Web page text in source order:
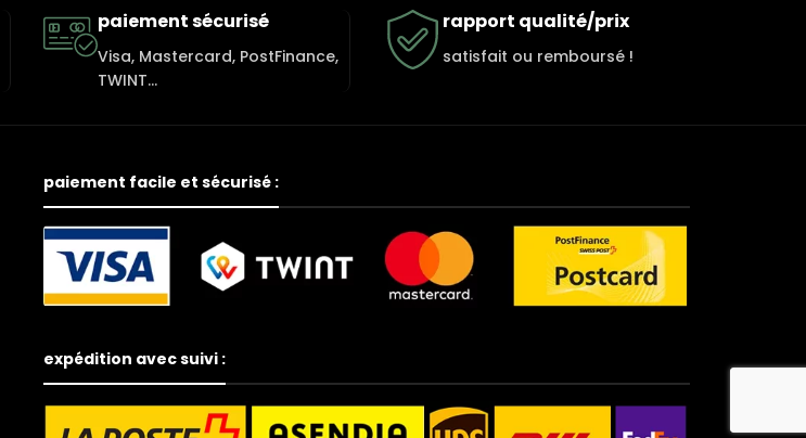
paiement sécurisé
Visa, Mastercard, PostFinance,
TWINT...
rapport qualité/prix
satisfait ou remboursé !
paiement facile et sécurisé :
expédition avec suivi :